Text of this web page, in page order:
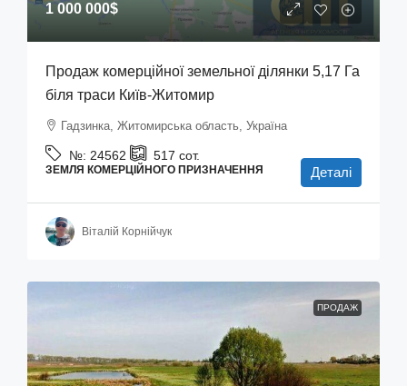
1 000 000$
Продаж комерційної земельної ділянки 5,17 Га
біля траси Київ-Житомир
Гадзинка, Житомирська область, Україна
№: 24562 517 сот.
ЗЕМЛЯ КОМЕРЦІЙНОГО ПРИЗНАЧЕННЯ Деталі
Віталій Корнійчук
ПРОДАЖ